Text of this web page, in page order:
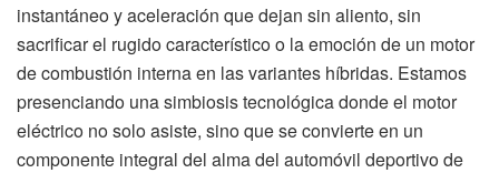
instantáneo y aceleración que dejan sin aliento, sin
sacrificar el rugido característico o la emoción de un motor
de combustión interna en las variantes híbridas. Estamos
presenciando una simbiosis tecnológica donde el motor
eléctrico no solo asiste, sino que se convierte en un
componente integral del alma del automóvil deportivo de